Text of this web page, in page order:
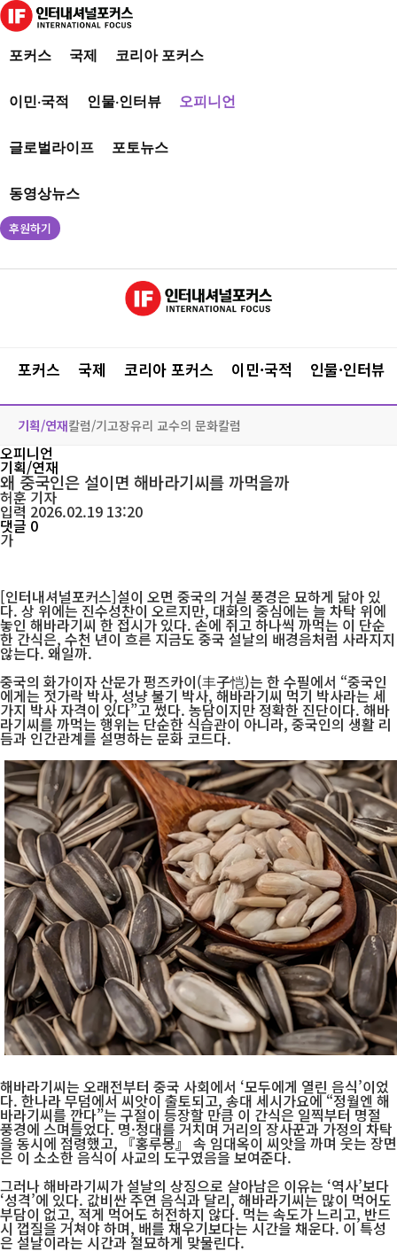
포커스 국제 코리아 포커스
이민·국적 인물·인터뷰 오피니언
글로벌라이프 포토뉴스
동영상뉴스
후원하기
포커스 국제 코리아 포커스 이민·국적 인물·인터뷰
기획/연재칼럼/기고장유리 교수의 문화칼럼
오피니언
기획/연재
왜 중국인은 설이면 해바라기씨를 까먹을까
허훈기자
입력 2026.02.19 13:20
댓글 0
가
[인터내셔널포커스]설이 오면 중국의 거실 풍경은 묘하게 닮아 있
다. 상 위에는 진수성찬이 오르지만, 대화의 중심에는 늘 차탁 위에
놓인 해바라기씨 한 접시가 있다. 손에 쥐고 하나씩 까먹는 이 단순
한 간식은, 수천 년이 흐른 지금도 중국 설날의 배경음처럼 사라지지
않는다. 왜일까.
중국의 화가이자 산문가 펑즈카이(丰子恺)는 한 수필에서 “중국인
에게는 젓가락 박사, 성냥 불기 박사, 해바라기씨 먹기 박사라는 세
가지 박사 자격이 있다”고 썼다. 농담이지만 정확한 진단이다. 해바
라기씨를 까먹는 행위는 단순한 식습관이 아니라, 중국인의 생활 리
듬과 인간관계를 설명하는 문화 코드다.
해바라기씨는 오래전부터 중국 사회에서 ‘모두에게 열린 음식’이었
다. 한나라 무덤에서 씨앗이 출토되고, 송대 세시가요에 “정월엔 해
바라기씨를 깐다”는 구절이 등장할 만큼 이 간식은 일찍부터 명절
풍경에 스며들었다. 명·청대를 거치며 거리의 장사꾼과 가정의 차탁
을 동시에 점령했고, 『홍루몽』 속 임대옥이 씨앗을 까며 웃는 장면
은 이 소소한 음식이 사교의 도구였음을 보여준다.
그러나 해바라기씨가 설날의 상징으로 살아남은 이유는 ‘역사’보다
‘성격’에 있다. 값비싼 주연 음식과 달리, 해바라기씨는 많이 먹어도
부담이 없고, 적게 먹어도 허전하지 않다. 먹는 속도가 느리고, 반드
시 껍질을 거쳐야 하며, 배를 채우기보다는 시간을 채운다. 이 특성
은 설날이라는 시간과 절묘하게 맞물린다.